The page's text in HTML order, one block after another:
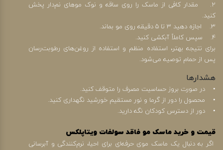
2. مقدار کافی از ماسک را روی ساقه و نوک موهای نم‌دار پخش
کنید.
3. اجازه دهید ۳ تا ۵ دقیقه روی مو بماند.
4. سپس کاملاً آبکشی کنید.
برای نتیجه بهتر، استفاده منظم و استفاده از روغن‌های رطوبت‌رسان
پس از حمام توصیه می‌شود.
هشدارها
• در صورت بروز حساسیت مصرف را متوقف کنید.
• محصول را دور از گرما و نور مستقیم خورشید نگهداری کنید.
• دور از دسترس کودکان نگه دارید.
قیمت و خرید ماسک مو فاقد سولفات ویتاپلکس
اگر به دنبال یک ماسک موی حرفه‌ای برای احیا، نرم‌کنندگی و آبرسانی